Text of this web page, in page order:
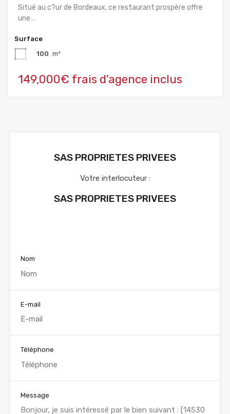
Situé au c?ur de Bordeaux, ce restaurant prospère offre
une…
Surface
100 m²
149,000€ frais d'agence inclus
SAS PROPRIETES PRIVEES
Votre interlocuteur :
SAS PROPRIETES PRIVEES
Nom
E-mail
Téléphone
Message